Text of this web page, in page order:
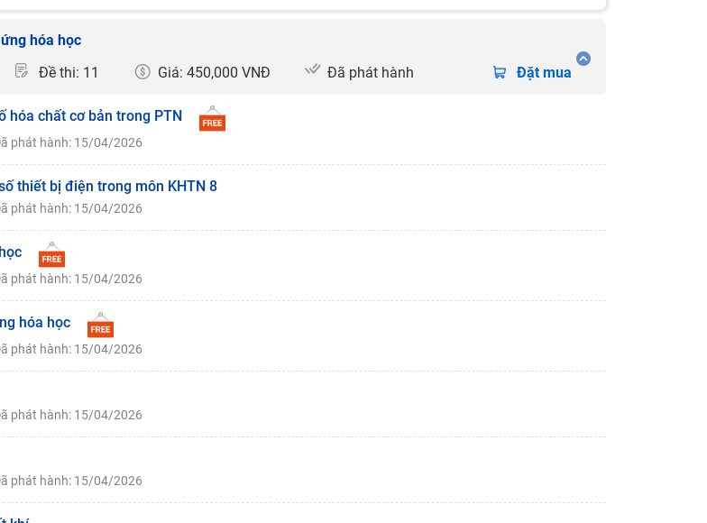
hóa học
Đề thi: 11 Giá: 450,000 VNĐ Đã phát hành Đặt mua
hóa chất cơ bản trong PTN
phát hành: 15/04/2026
thiết bị điện trong môn KHTN 8
phát hành: 15/04/2026
phát hành: 15/04/2026
hóa học
phát hành: 15/04/2026
phát hành: 15/04/2026
phát hành: 15/04/2026